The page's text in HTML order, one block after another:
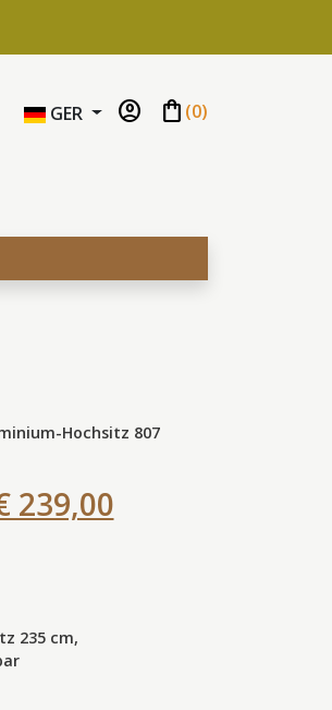
GER account_circle shopping_bag (0)
Hochsitz 807
239,00
235 cm,